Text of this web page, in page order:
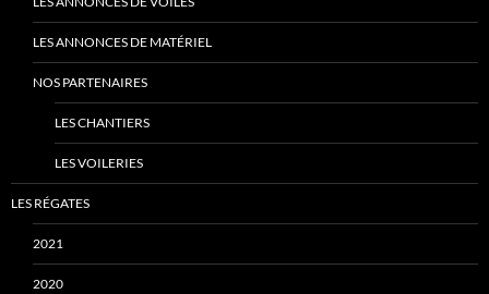
LES ANNONCES DE MATÉRIEL
NOS PARTENAIRES
LES CHANTIERS
LES VOILERIES
LES RÉGATES
2021
2020